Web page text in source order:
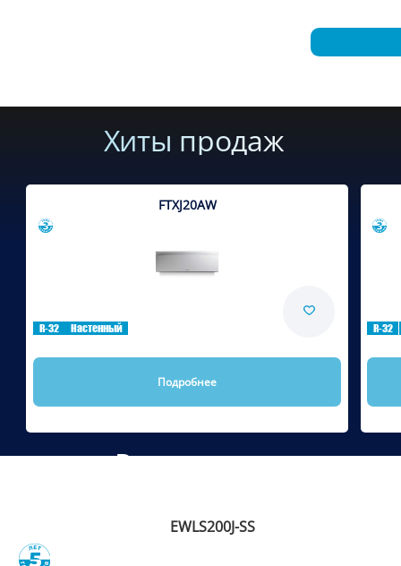
Хиты продаж
FTXJ20AW
R-32 Настенный
Подробнее
R-32
Рекомендуем
EWLS200J-SS